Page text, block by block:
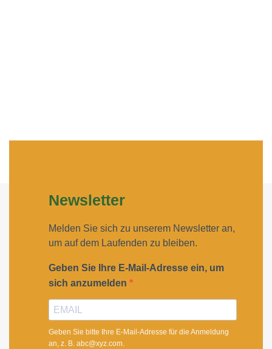
Newsletter
Melden Sie sich zu unserem Newsletter an,
um auf dem Laufenden zu bleiben.
Geben Sie Ihre E-Mail-Adresse ein, um
sich anzumelden
Geben Sie bitte Ihre E-Mail-Adresse für die Anmeldung
an, z. B. abc@xyz.com.